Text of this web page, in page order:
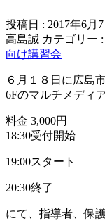
投稿日 : 2017年6月7
高島誠 カテゴリー :
向け講習会
６月１８日に広島
6Fのマルチメディ
料金 3,000円
18:30受付開始
19:00スタート
20:30終了
にて、指導者、保